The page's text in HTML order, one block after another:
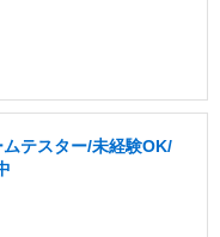
ムテスター/未経験OK/